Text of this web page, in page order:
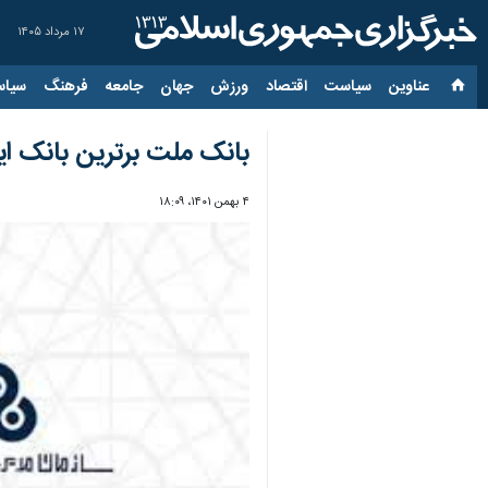
۱۷ مرداد ۱۴۰۵
عناوین‌ سیاست اقتصاد ورزش جهان جامعه فرهنگ
بانک ملت برترین بانک
۴ بهمن ۱۴۰۱، ۱۸:۰۹